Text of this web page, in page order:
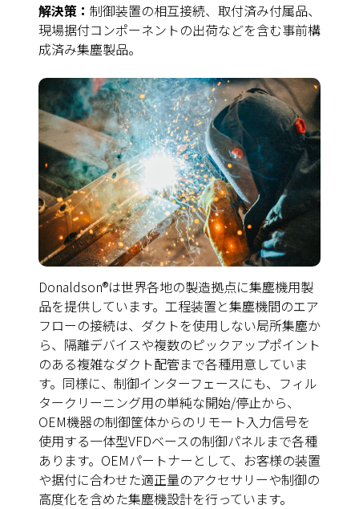
解決策： 制御装置の相互接続、取付済み付属品、
現場据付コンポーネントの出荷などを含む事前構
成済み集塵製品。
Donaldson®は世界各地の製造拠点に集塵機用製
品を提供しています。工程装置と集塵機間のエア
フローの接続は、ダクトを使用しない局所集塵か
ら、隔離デバイスや複数のピックアップポイント
のある複雑なダクト配管まで各種用意していま
す。同様に、制御インターフェースにも、フィル
タークリーニング用の単純な開始/停止から、
OEM機器の制御筐体からのリモート入力信号を
使用する一体型VFDベースの制御パネルまで各種
あります。OEMパートナーとして、お客様の装置
や据付に合わせた適正量のアクセサリーや制御の
高度化を含めた集塵機設計を行っています。